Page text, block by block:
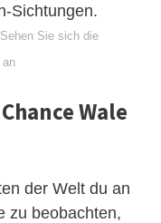
Sichtungen.
Sehen Sie sich die
an
Wale
der Welt du an
zu beobachten,